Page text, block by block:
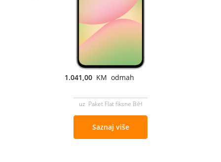
1.041,00 KM odmah
uz Paket Flat fiksne BiH
Saznaj više